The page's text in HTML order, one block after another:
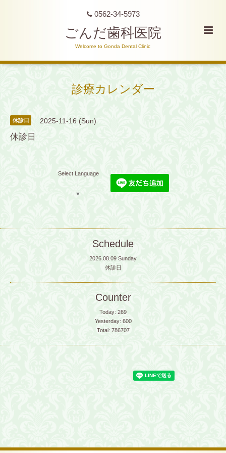
0562-34-5973
ごんだ歯科医院
Welcome to Gonda Dental Clinic
診療カレンダー
休診日 2025-11-16 (Sun)
休診日
Select Language
▼
Schedule
2026.08.09 Sunday
休診日
Counter
Today: 269
Yesterday: 600
Total: 786707